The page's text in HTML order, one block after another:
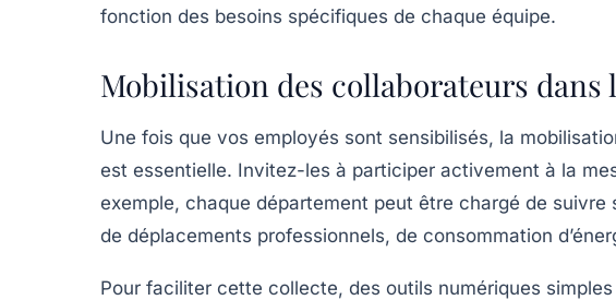
fonction des besoins spécifiques de chaque équipe.
Mobilisation des collaborateurs dans
Une fois que vos employés sont sensibilisés, la
est essentielle. Invitez-les à participer activement à la
exemple, chaque département peut être chargé de suivre
de déplacements professionnels, de consommation
Pour faciliter cette collecte, des outils numériques